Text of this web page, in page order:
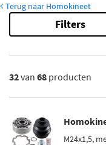
Terug naar Homokineet
Resultaten
×
SKF (8)
Gkn-Lobro
Filters
32van 68 producten
M24x1,5,